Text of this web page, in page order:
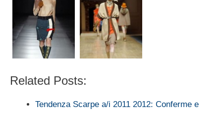
Related Posts:
Tendenza Scarpe a/i 2011 2012: Conferme e